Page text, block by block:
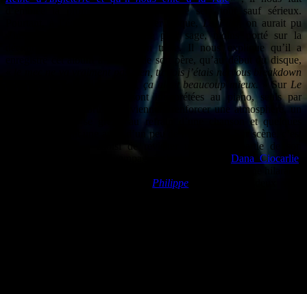
d’emblée la promesse que le spectacle sera tout sauf sérieux.
Pourtant, à l’écoute de son dernier disque,Le Film
, on aurait pu
s’imaginer un Philippe Katerine plus sage, moins porté sur la
déconne voire carrément clown triste. Il nous explique qu’il a
enregistré cet album à la mort de son père, qu’au début du disque,
le mec ne va vraiment pas bien, tu vois j’étais nervous breakdown
mais quand j’ai fini le disque, ça allait beaucoup mieux.
» Sur Le
, toutes les chansons sont interprétées au piano, seuls par
moment quelques bruitages viennent renforcer une atmosphère, un
chœur d’enfants se greffe au refrain d’une chanson et quelques
violons en parent une autre d’un peu de mélancolie. Sur scène, c’est
comme ça qu’il a choisi de revisiter une grosse partie de son
Dana Ciocarlie
Philippe